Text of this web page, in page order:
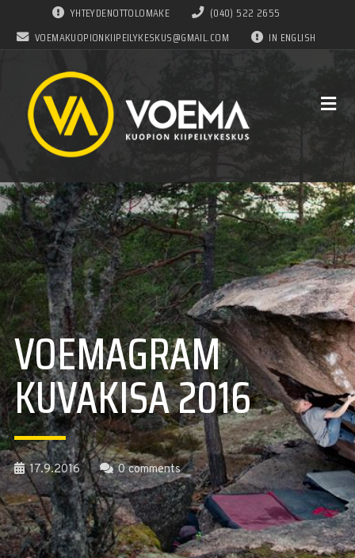
YHTEYDENOTTOLOMAKE
(040) 522 2655
VOEMAKUOPIONKIIPEILYKESKUS@GMAIL.COM
IN ENGLISH
VOEMAGRAM
KUVAKISA 2016
17.9.2016 0 comments